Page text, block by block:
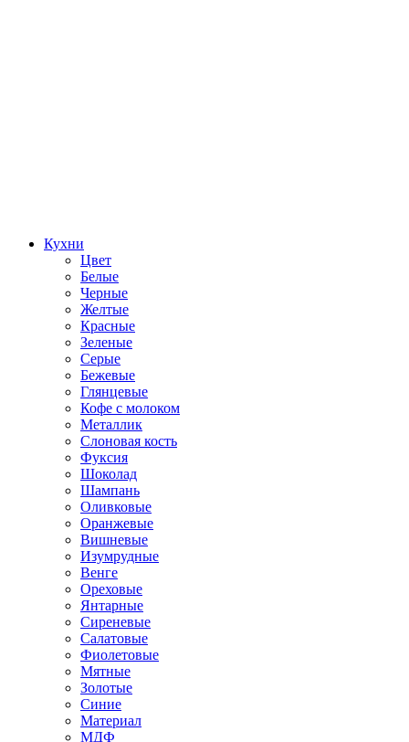
Кухни
Цвет
Белые
Черные
Желтые
Красные
Зеленые
Серые
Бежевые
Глянцевые
Кофе с молоком
Металлик
Слоновая кость
Фуксия
Шоколад
Шампань
Оливковые
Оранжевые
Вишневые
Изумрудные
Венге
Ореховые
Янтарные
Сиреневые
Салатовые
Фиолетовые
Мятные
Золотые
Синие
Материал
МДФ